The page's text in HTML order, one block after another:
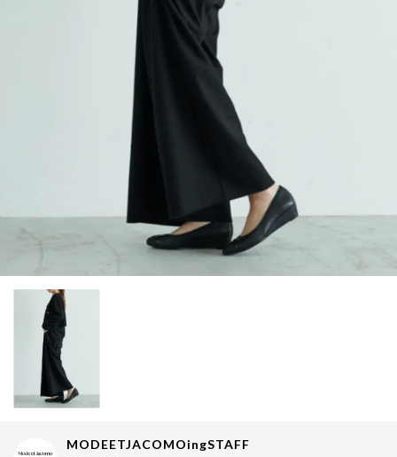
MODEETJACOMOingSTAFF